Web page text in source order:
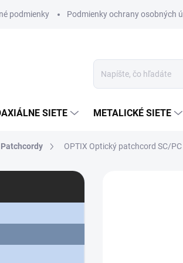
podmienky Podmienky ochrany osobných
SIETE METALICKÉ SIETE
Patchcordy OPTIX Optický patchcord SC/